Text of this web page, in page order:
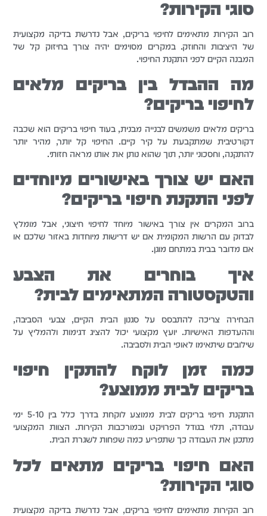
סוגי הקירות?
רוב הקירות מתאימים לחיפוי בריקים, אבל נדרשת בדיקה מקצועית
של היציבות והחוזק. במקרים מסוימים יהיה צורך בחיזוק קל של
המבנה הקיים לפני התקנת החיפוי.
מה ההבדל בין בריקים מלאים
לחיפוי בריקים?
בריקים מלאים משמשים לבנייה מבנית, בעוד חיפוי בריקים הוא שכבה
דקורטיבית שמתקבעת על קיר קיים. החיפוי קל יותר, מהיר יותר
להתקנה, וחסכוני יותר, תוך שהוא נותן את אותו מראה חזותי.
האם יש צורך באישורים מיוחדים
לפני התקנת חיפוי בריקים?
ברוב המקרים אין צורך באישור מיוחד לחיפוי חיצוני, אבל מומלץ
לבדוק עם הרשות המקומית אם יש דרישות מיוחדות באזור שלכם או
אם מדובר בבית במתחם מוגן.
איך בוחרים את הצבע
והטקסטורה המתאימים לבית?
הבחירה צריכה להתבסס על סגנון הבית הקיים, צבעי הסביבה,
וההעדפות האישיות. יועץ מקצועי יכול להציג דגימות ולהמליץ על
שילובים שיתאימו לאופי הבית ולסביבה.
כמה זמן לוקח להתקין חיפוי
בריקים לבית ממוצע?
התקנת חיפוי בריקים לבית ממוצע לוקחת בדרך כלל בין 5-10 ימי
עבודה, תלוי בגודל הפרויקט ובמורכבות הקירות. הצוות המקצועי
מתכנן את העבודה כך שתפריע כמה שפחות לשגרת הבית.
האם חיפוי בריקים מתאים לכל
סוגי הקירות?
רוב הקירות מתאימים לחיפוי בריקים, אבל נדרשת בדיקה מקצועית